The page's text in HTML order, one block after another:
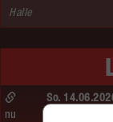
Halle
So.
nu